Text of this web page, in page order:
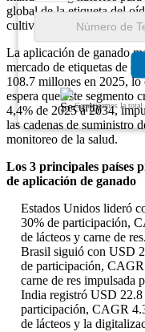
Garantizamos la
global de la etiqueta del
cultivo de ganado.
La aplicación de ganado
mercado de etiquetas de
108.7 millones en 2025, lo
espera que este segmento
4,4% de 2025 a 2034,
las cadenas de suministro
monitoreo de la salud.
Los 3 principales países
de aplicación de ganado
Estados Unidos lideró
30% de participación,
de lácteos y carne de res.
Brasil siguió con USD
de participación,
carne de res impulsada
India registró USD
participación, CAGR
de lácteos y la